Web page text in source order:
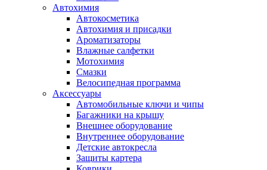
Автохимия
Автокосметика
Автохимия и присадки
Ароматизаторы
Влажные салфетки
Мотохимия
Смазки
Велосипедная программа
Аксессуары
Автомобильные ключи и чипы
Багажники на крышу
Внешнее оборудование
Внутреннее оборудование
Детские автокресла
Защиты картера